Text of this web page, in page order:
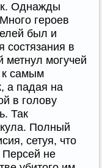
Однажды
героев
был и
состязания в
метнул могучей
к самым
а падая на
в голову
Так
Полный
сетуя, что
не